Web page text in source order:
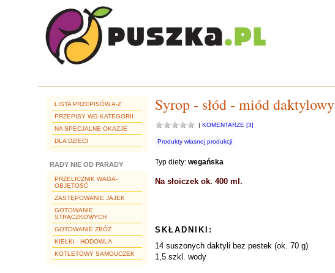
LISTA PRZEPISÓW A-Z
PRZEPISY WG KATEGORII
NA SPECJALNE OKAZJE
DLA DZIECI
RADY NIE OD PARADY
PRZELICZNIK WAGA-
OBJĘTOŚĆ
ZASTĘPOWANIE JAJEK
GOTOWANIE
STRĄCZKOWYCH
GOTOWANIE ZBÓŻ
KIEŁKI - HODOWLA
KOTLETOWY SAMOUCZEK
Syrop - słód - miód daktylowy
| KOMENTARZE [3]
Produkty własnej produkcji
Typ diety: wegańska
Na słoiczek ok. 400 ml.
SKŁADNIKI:
14 suszonych daktyli bez pestek (ok. 70 g)
1,5 szkl. wody